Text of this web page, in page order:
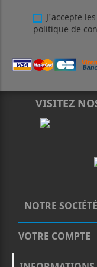
J'accepte
politique de
VISITEZ
NOTRE SOCIÉTÉ
VOTRE COMPTE